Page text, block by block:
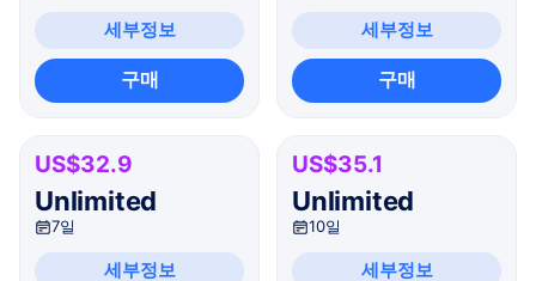
세부정보
구매
세부정보
구매
US$32.9
Unlimited
7일
세부정보
US$35.1
Unlimited
10일
세부정보